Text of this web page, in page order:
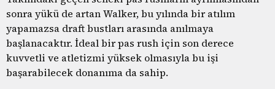
sonra yükü de artan Walker, bu yılında bir atılım
yapamazsa draft bustları arasında anılmaya
başlanacaktır. İdeal bir pas rush için son derece
kuvvetli ve atletizmi yüksek olmasıyla bu işi
başarabilecek donanıma da sahip.